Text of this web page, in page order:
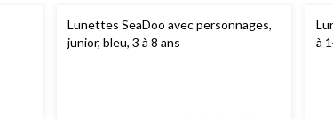
Lunettes SeaDoo avec personnages,
junior, bleu, 3 à 8 ans
à